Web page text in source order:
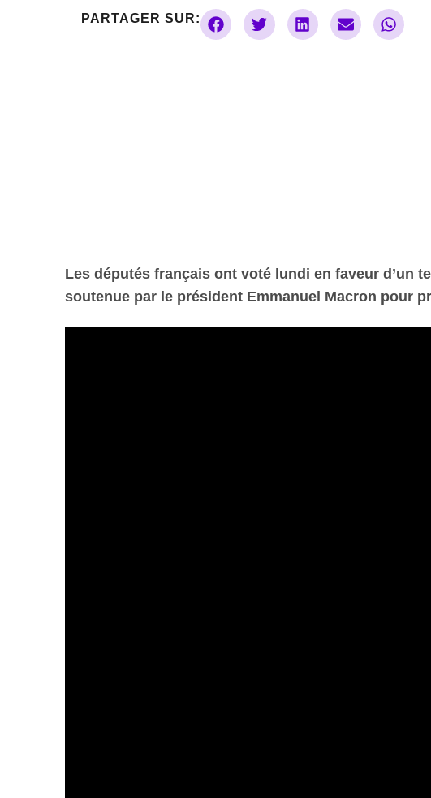
PARTAGER SUR:
Les députés français ont voté lundi en faveur d’un
soutenue par le président Emmanuel Macron pour